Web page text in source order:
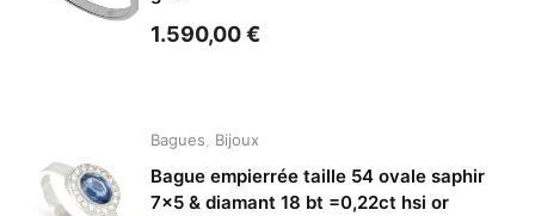
1.590,00€
Bagues Bijoux
Bague empierrée taille 54 ovale saphir
7×5 & diamant 18 bt =0,22ct hsi or